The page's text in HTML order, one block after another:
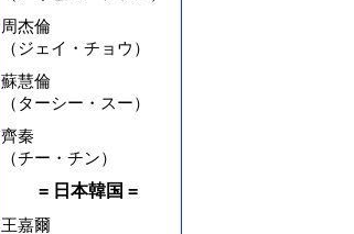
周杰倫
（ジェイ・チョウ）
蘇慧倫
（ターシー・スー）
齊秦
（チー・チン）
= 日本韓国 =
王嘉爾